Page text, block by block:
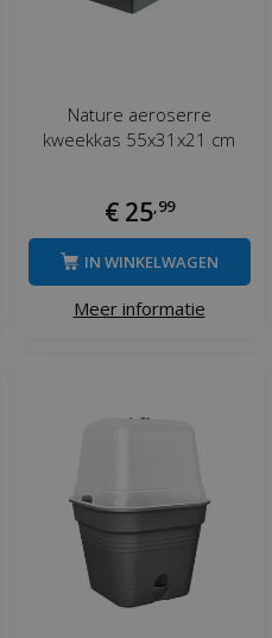
Nature aeroserre
kweekkas 55x31x21 cm
€ 25 99
Meer informatie
IN WINKELWAGEN